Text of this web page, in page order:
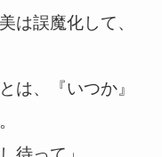
は誤魔化して、
は、『いつか』